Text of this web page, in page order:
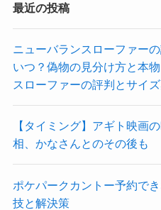
最近の投稿
ニューバランスローファー
いつ？偽物の見分け方と本
スローファーの評判とサイ
【タイミング】アギト映画
相、かなさんとのその後も
ポケパークカントー予約で
技と解決策